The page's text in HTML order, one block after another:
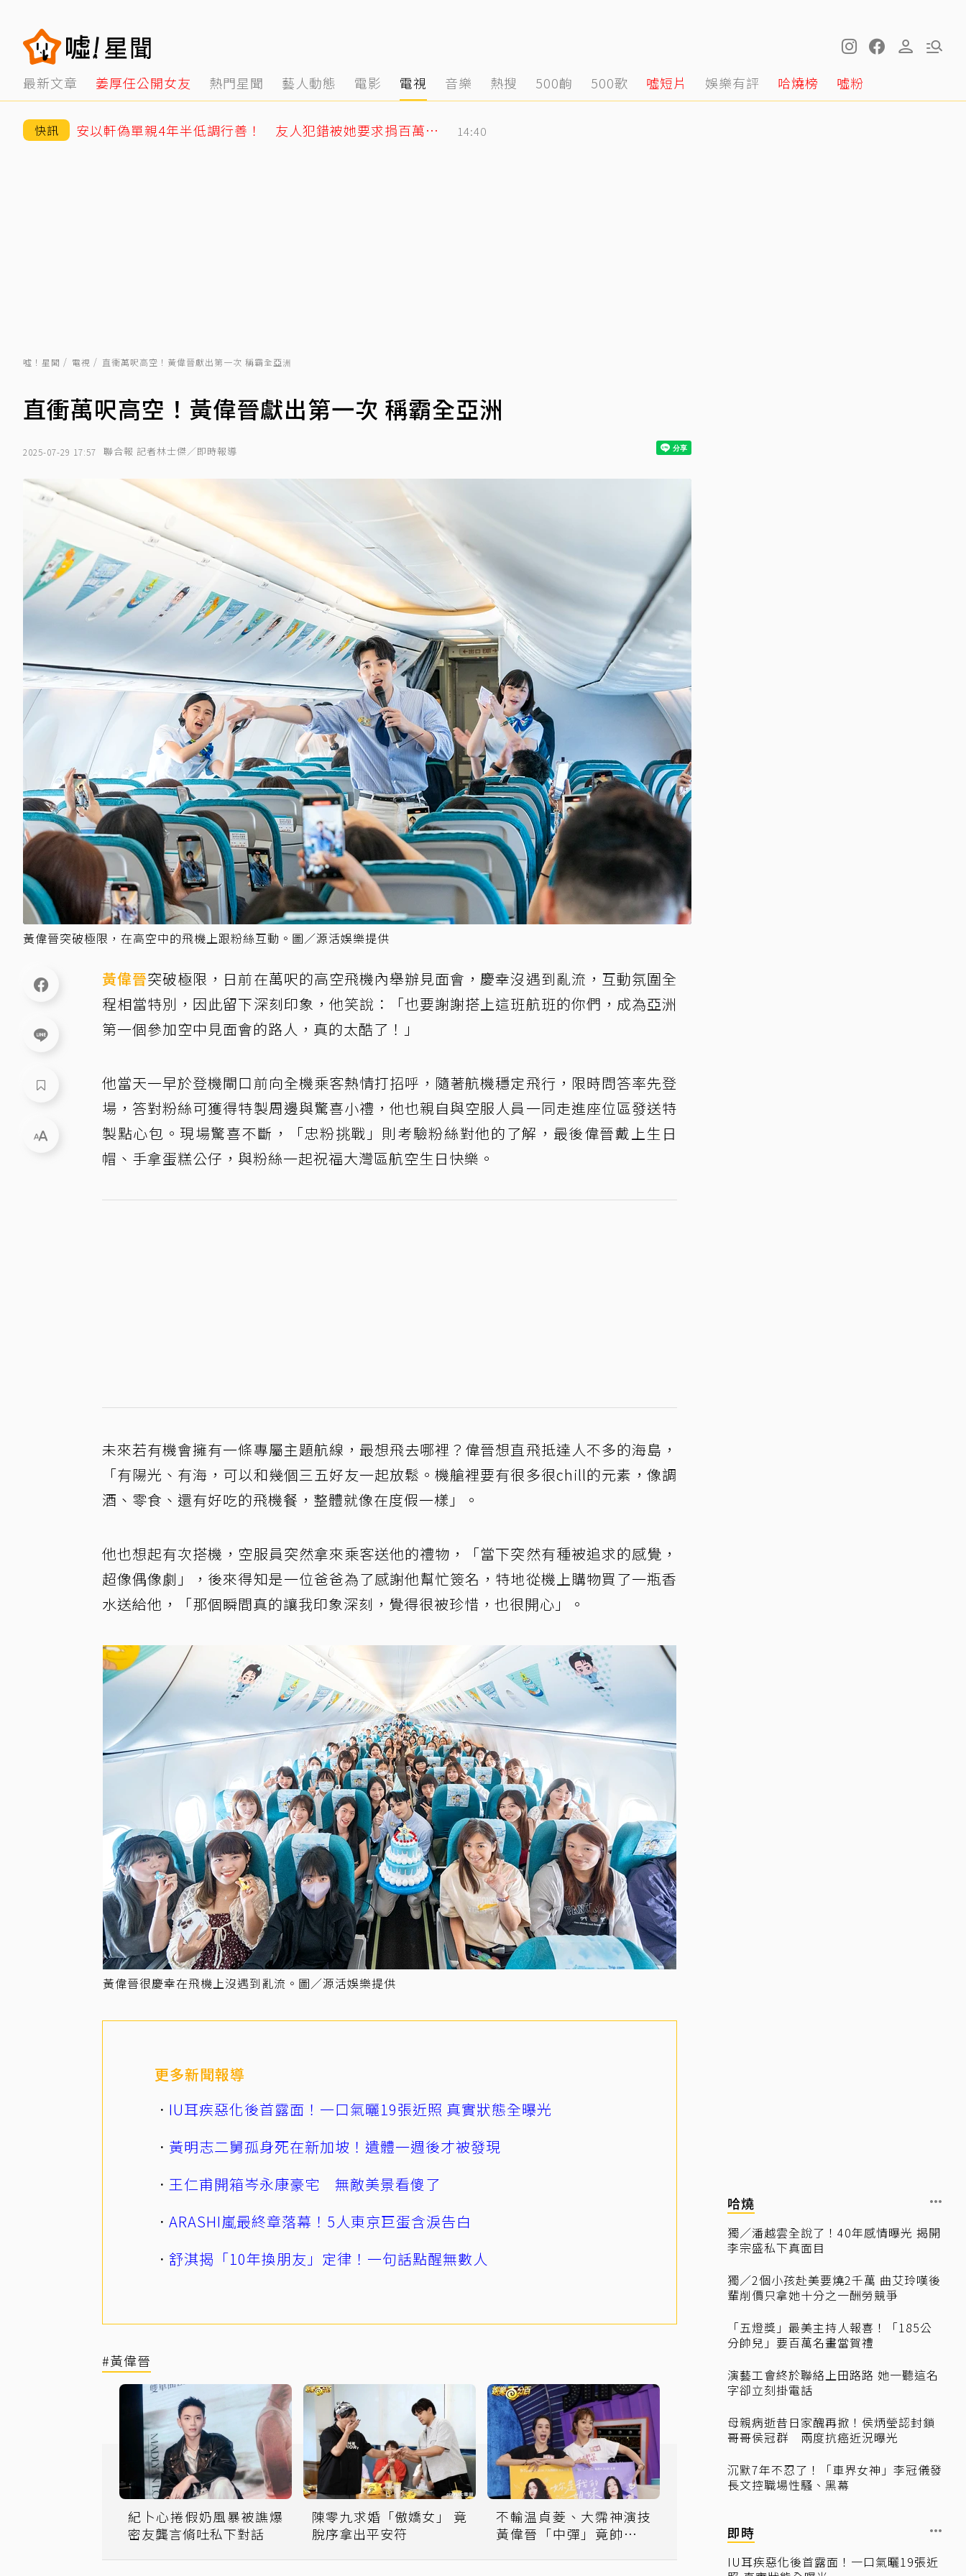
最新文章 姜厚任公開女友 熱門星聞 藝人動態 電影 電視 音樂 熱搜 500齣 500歌 噓短片 娛樂有評 哈燒榜 噓粉
快訊 安以軒偽單親4年半低調行善！ 友人犯錯被她要求捐百萬「消弭不滿」 14:40
噓！星聞 電視 直衝萬呎高空！黃偉晉獻出第一次 稱霸全亞洲
直衝萬呎高空！黃偉晉獻出第一次 稱霸全亞洲
2025-07-29 17:57 聯合報 記者林士傑／即時報導
黃偉晉突破極限，在高空中的飛機上跟粉絲互動。圖／源活娛樂提供
黃偉晉突破極限，日前在萬呎的高空飛機內舉辦見面會，慶幸沒遇到亂流，互動氛圍全
程相當特別，因此留下深刻印象，他笑說：「也要謝謝搭上這班航班的你們，成為亞洲
第一個參加空中見面會的路人，真的太酷了！」
他當天一早於登機閘口前向全機乘客熱情打招呼，隨著航機穩定飛行，限時問答率先登
場，答對粉絲可獲得特製周邊與驚喜小禮，他也親自與空服人員一同走進座位區發送特
製點心包。現場驚喜不斷，「忠粉挑戰」則考驗粉絲對他的了解，最後偉晉戴上生日
帽、手拿蛋糕公仔，與粉絲一起祝福大灣區航空生日快樂。
未來若有機會擁有一條專屬主題航線，最想飛去哪裡？偉晉想直飛抵達人不多的海島，
「有陽光、有海，可以和幾個三五好友一起放鬆。機艙裡要有很多很chill的元素，像調
酒、零食、還有好吃的飛機餐，整體就像在度假一樣」。
他也想起有次搭機，空服員突然拿來乘客送他的禮物，「當下突然有種被追求的感覺，
超像偶像劇」，後來得知是一位爸爸為了感謝他幫忙簽名，特地從機上購物買了一瓶香
水送給他，「那個瞬間真的讓我印象深刻，覺得很被珍惜，也很開心」。
黃偉晉很慶幸在飛機上沒遇到亂流。圖／源活娛樂提供
更多新聞報導
IU耳疾惡化後首露面！一口氣曬19張近照 真實狀態全曝光
黃明志二舅孤身死在新加坡！遺體一週後才被發現
王仁甫開箱岑永康豪宅 無敵美景看傻了
ARASHI嵐最終章落幕！5人東京巨蛋含淚告白
舒淇揭「10年換朋友」定律！一句話點醒無數人
#黃偉晉
紀卜心捲假奶風暴被譙爆
密友龔言脩吐私下對話
陳零九求婚「傲嬌女」 竟
脫序拿出平安符
不輸温貞菱、大霈神演技
黃偉晉「中彈」竟帥出新
哈燒
獨／潘越雲全說了！40年感情曝光 揭開
李宗盛私下真面目
獨／2個小孩赴美要燒2千萬 曲艾玲嘆後
輩削價只拿她十分之一酬勞競爭
「五燈獎」最美主持人報喜！「185公
分帥兒」要百萬名畫當賀禮
演藝工會終於聯絡上田路路 她一聽這名
字卻立刻掛電話
母親病逝昔日家醜再掀！侯炳瑩認封鎖
哥哥侯冠群 兩度抗癌近況曝光
沉默7年不忍了！「車界女神」李冠儀發
長文控職場性騷、黑幕
即時
IU耳疾惡化後首露面！一口氣曬19張近